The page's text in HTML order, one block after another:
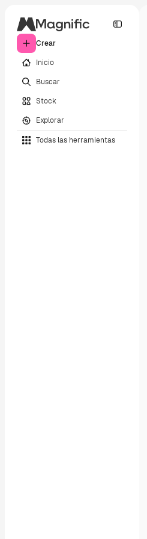
Crear
Inicio
Buscar
Stock
Explorar
Todas las herramientas